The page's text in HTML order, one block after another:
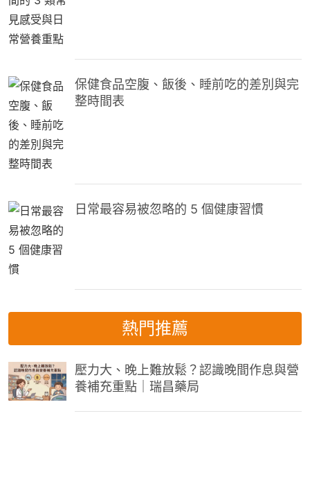
保健食品空腹、飯後、睡前吃的差別與完
整時間表
日常最容易被忽略的 5 個健康習慣
熱門推薦
壓力大、晚上難放鬆？認識晚間作息與營
養補充重點｜瑞昌藥局